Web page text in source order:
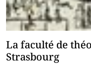
La faculté de
Strasbourg